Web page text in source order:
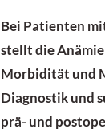
Bei Patienten
stellt die
Morbidität und
Diagnostik und
prä- und